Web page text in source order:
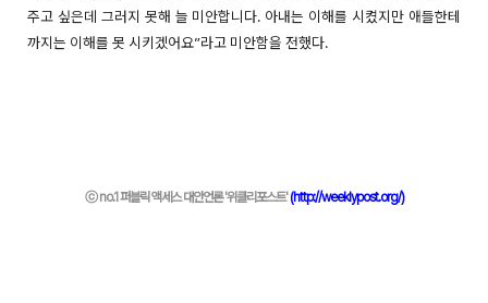
주고 싶은데 그러지 못해 늘 미안합니다. 아내는 이해를 시켰지만 애들한테
까지는 이해를 못 시키겠어요”라고 미안함을 전했다.
ⓒ no.1 퍼블릭 액세스 대안언론 '위클리포스트'(http://weeklypost.org/)